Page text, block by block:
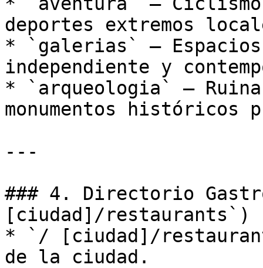
deportes extremos
* `galerias` —
independiente y
* `arqueologia` —
monumentos históricos
---
### 4. Directorio
[ciudad]/restaurants`)
* `/ [ciudad]/
de la ciudad.